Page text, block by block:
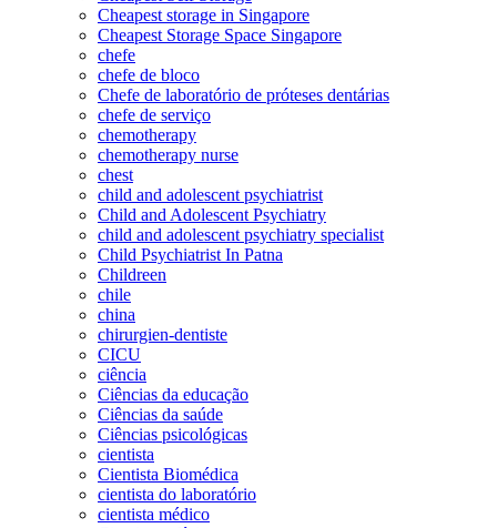
Cheapest storage in Singapore
Cheapest Storage Space Singapore
chefe
chefe de bloco
Chefe de laboratório de próteses dentárias
chefe de serviço
chemotherapy
chemotherapy nurse
chest
child and adolescent psychiatrist
Child and Adolescent Psychiatry
child and adolescent psychiatry specialist
Child Psychiatrist In Patna
Childreen
chile
china
chirurgien-dentiste
CICU
ciência
Ciências da educação
Ciências da saúde
Ciências psicológicas
cientista
Cientista Biomédica
cientista do laboratório
cientista médico